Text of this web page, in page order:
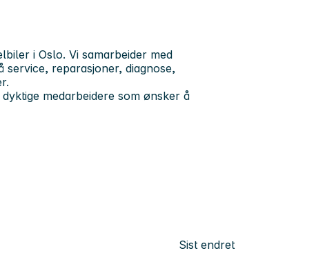
i Oslo. Vi samarbeider med
reparasjoner, diagnose,
medarbeidere som ønsker å
Sist endret